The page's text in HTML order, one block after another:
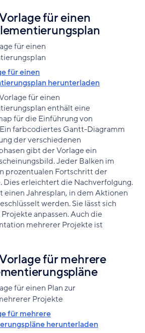
für einen
für einen
herunterladen
für einen
enthält eine
für die Einführung von
farbcodiertes Gantt-Diagramm
der verschiedenen
gibt der Vorlage ein
Jeder Balken im
prozentualen Fortschritt der
Dies erleichtert die Nachverfolgung.
einen Jahresplan, in dem Aktionen
werden. Sie lässt sich
anpassen. Auch die
mehrerer Projekte ist
für mehrere
für mehrere
herunterladen